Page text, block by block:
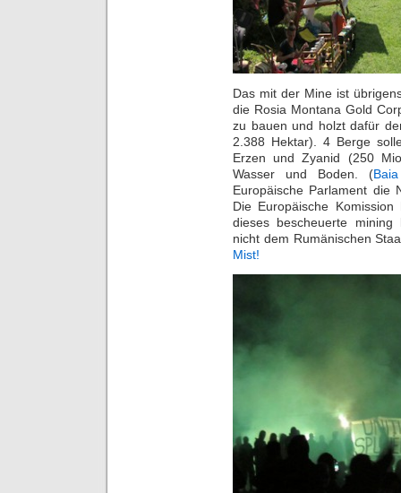
Das mit der Mine ist
die Rosia Montana Gold
zu bauen und holzt dafür
2.388 Hektar). 4 Berge
Erzen und Zyanid (250
Wasser und Boden. (
Europäische Parlament die
Die Europäische
dieses bescheuerte
nicht dem Rumänischen
Mist!